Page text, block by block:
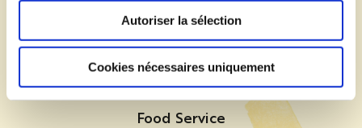
Autoriser la sélection
Cookies nécessaires uniquement
Contactez-nous
Recrutement
Agriculteurs
Pickers
Food Service